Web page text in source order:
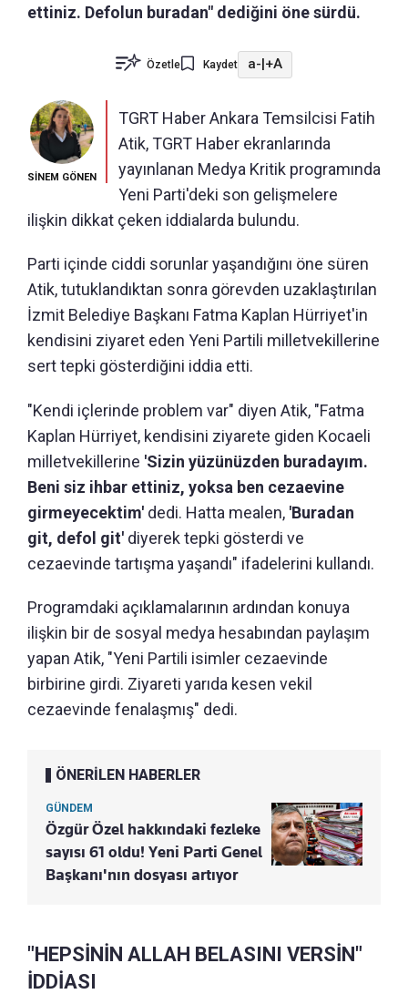
ettiniz. Defolun buradan" dediğini öne sürdü.
Özetle Kaydet a-|+A
SİNEM GÖNEN
TGRT Haber Ankara Temsilcisi Fatih
Atik, TGRT Haber ekranlarında
yayınlanan Medya Kritik programında
Yeni Parti'deki son gelişmelere
ilişkin dikkat çeken iddialarda bulundu.
Parti içinde ciddi sorunlar yaşandığını öne süren
Atik, tutuklandıktan sonra görevden uzaklaştırılan
İzmit Belediye Başkanı Fatma Kaplan Hürriyet'in
kendisini ziyaret eden Yeni Partili milletvekillerine
sert tepki gösterdiğini iddia etti.
"Kendi içlerinde problem var" diyen Atik, "Fatma
Kaplan Hürriyet, kendisini ziyarete giden Kocaeli
milletvekillerine 'Sizin yüzünüzden buradayım.
Beni siz ihbar ettiniz, yoksa ben cezaevine
girmeyecektim' dedi. Hatta mealen, 'Buradan
git, defol git' diyerek tepki gösterdi ve
cezaevinde tartışma yaşandı" ifadelerini kullandı.
Programdaki açıklamalarının ardından konuya
ilişkin bir de sosyal medya hesabından paylaşım
yapan Atik, "Yeni Partili isimler cezaevinde
birbirine girdi. Ziyareti yarıda kesen vekil
cezaevinde fenalaşmış" dedi.
ÖNERİLEN HABERLER
GÜNDEM
Özgür Özel hakkındaki fezleke
sayısı 61 oldu! Yeni Parti Genel
Başkanı'nın dosyası artıyor
"HEPSİNİN ALLAH BELASINI VERSİN"
İDDİASI